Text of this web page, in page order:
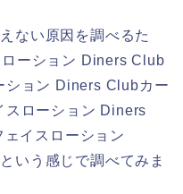
ない原因を調べるた
ーション Diners Club
ション Diners Clubカー
ローション Diners
イスローション
いう感じで調べてみま